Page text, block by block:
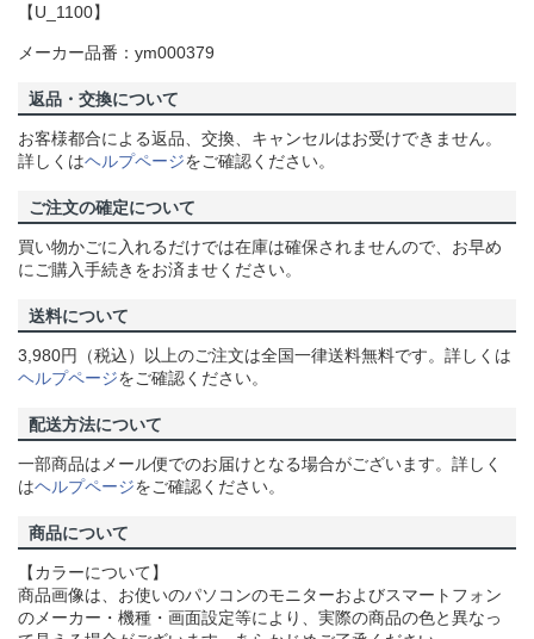
【U_1100】
メーカー品番：ym000379
返品・交換について
お客様都合による返品、交換、キャンセルはお受けできません。
詳しくはヘルプページをご確認ください。
ご注文の確定について
買い物かごに入れるだけでは在庫は確保されませんので、お早め
にご購入手続きをお済ませください。
送料について
3,980円（税込）以上のご注文は全国一律送料無料です。詳しくは
ヘルプページをご確認ください。
配送方法について
一部商品はメール便でのお届けとなる場合がございます。詳しく
はヘルプページをご確認ください。
商品について
【カラーについて】
商品画像は、お使いのパソコンのモニターおよびスマートフォン
のメーカー・機種・画面設定等により、実際の商品の色と異なっ